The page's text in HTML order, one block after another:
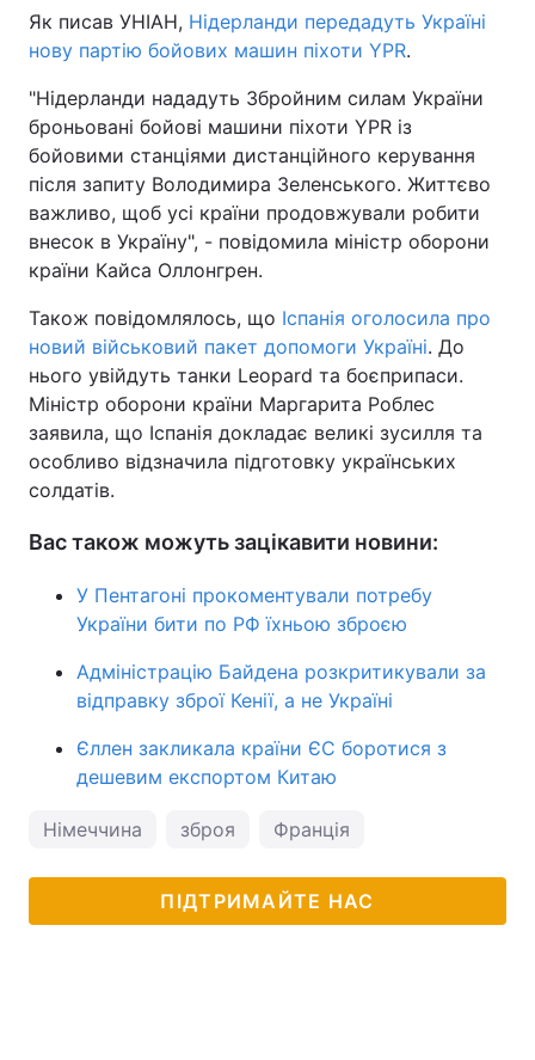
Як писав УНІАН, Нідерланди передадуть Україні
нову партію бойових машин піхоти YPR.
"Нідерланди нададуть Збройним силам України
броньовані бойові машини піхоти YPR із
бойовими станціями дистанційного керування
після запиту Володимира Зеленського. Життєво
важливо, щоб усі країни продовжували робити
внесок в Україну", - повідомила міністр оборони
країни Кайса Оллонгрен.
Також повідомлялось, що Іспанія оголосила про
новий військовий пакет допомоги Україні. До
нього увійдуть танки Leopard та боєприпаси.
Міністр оборони країни Маргарита Роблес
заявила, що Іспанія докладає великі зусилля та
особливо відзначила підготовку українських
солдатів.
Вас також можуть зацікавити новини:
У Пентагоні прокоментували потребу
України бити по РФ їхньою зброєю
Адміністрацію Байдена розкритикували за
відправку зброї Кенії, а не Україні
Єллен закликала країни ЄС боротися з
дешевим експортом Китаю
Німеччина зброя Франція
ПІДТРИМАЙТЕ НАС